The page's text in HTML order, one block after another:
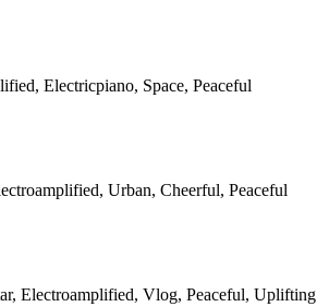
Electricpiano, Space, Peaceful
Urban, Cheerful, Peaceful
Electroamplified, Vlog, Peaceful, Uplifting